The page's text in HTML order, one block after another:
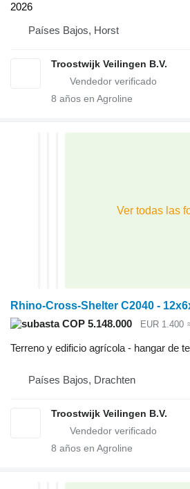
2026
Países Bajos, Horst
Troostwijk Veilingen B.V.
8 años en Agroline
Rhino-Cross-Shelter C2040 -
COP 5.148.000
EUR 1.400
Terreno y edificio agrícola - hangar de
Países Bajos, Drachten
Troostwijk Veilingen B.V.
8 años en Agroline